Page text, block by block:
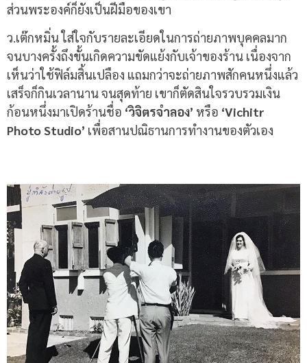
ส่วนพระองค์ก็ยังเป็นฝีมือของเขา
ว.เต๊กหมิ่น ใส่ใจกับรายละเอียดในการถ่ายภาพบุคคลมาก
จนบางครั้งถึงขั้นเกิดความขัดแย้งกับเจ้าของร้าน เนื่องจาก
เห็นว่าใช้ฟิล์มสิ้นเปลือง แถมกว่าจะถ่ายภาพสักคนหนึ่งแล้ว
เสร็จก็กินเวลานาน จนสุดท้าย เขาก็ตัดสินใจรวบรวมเงิน
ก้อนหนึ่งมาเปิดร้านชื่อ ‘วิจิตรจำลอง’ หรือ ‘Vichitr
Photo Studio’ เพื่อสานปณิธานการทำงานของตัวเอง